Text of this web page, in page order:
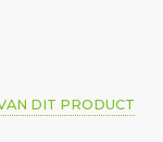
DIT PRODUCT